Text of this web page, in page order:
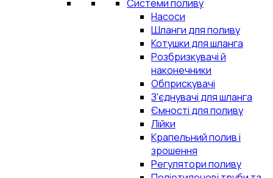
Системи поливу
Насоси
Шланги для поливу
Котушки для шланга
Розбризкувачі й
наконечники
Обприскувачі
З'єднувачі для шланга
Ємності для поливу
Лійки
Крапельний полив і
зрошення
Регулятори поливу